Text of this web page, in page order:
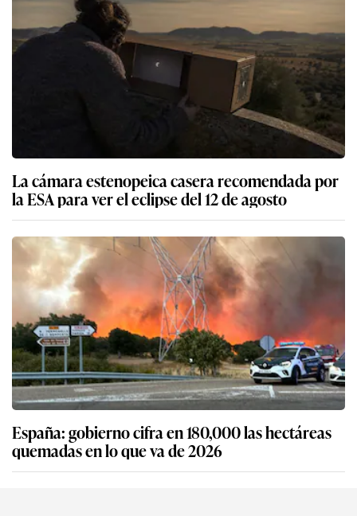
La cámara estenopeica casera recomendada por
la ESA para ver el eclipse del 12 de agosto
España: gobierno cifra en 180,000 las hectáreas
quemadas en lo que va de 2026